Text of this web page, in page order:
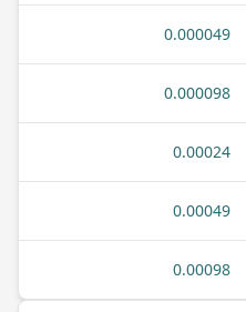
0.000049
0.000098
0.00024
0.00049
0.00098